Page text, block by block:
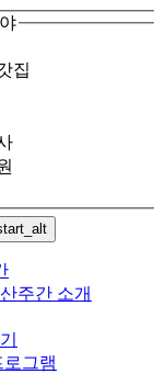
집
주간 소개
로그램